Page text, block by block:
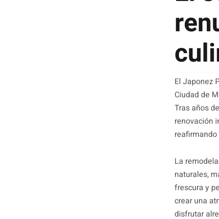
El Japonez
Ciudad de
Tras años
renovación
La
naturales,
frescura y
crear una
disfrutar